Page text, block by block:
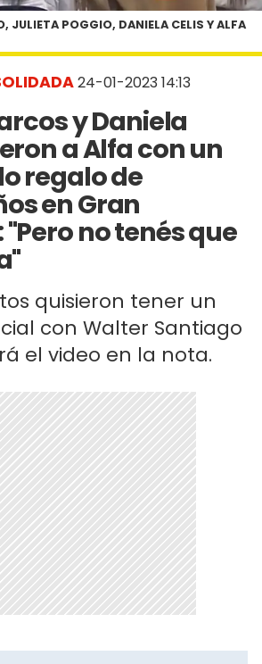
24-01-2023 14:13
y Daniela
a Alfa con un
regalo de
en Gran
no tenés que
quisieron tener un
con Walter Santiago
el video en la nota.
JULIETA POGGIO, DANIELA CELIS Y ALFA